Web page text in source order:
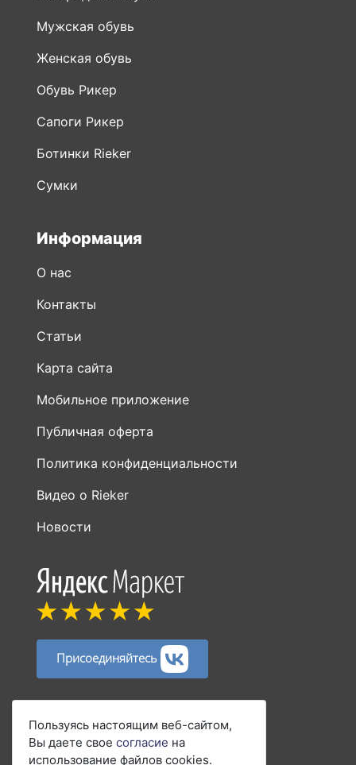
Обувь Рикер
Сапоги Рикер
Ботинки Rieker
Сумки
Контакты
Статьи
Карта сайта
Мобильное приложение
Публичная оферта
Политика конфиденциальности
Видео о Rieker
Новости
Присоединяйтесь
Способы оплаты:
Пользуясь настоящим веб-сайтом,
Вы даете свое согласие на
использование файлов cookies.